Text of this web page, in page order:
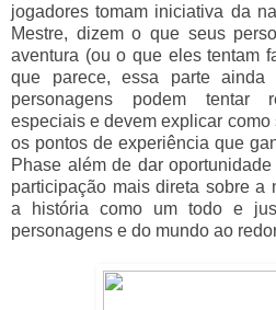
jogadores tomam iniciativa da
Mestre, dizem o que seus
aventura (ou o que eles tentam
que parece, essa parte
personagens podem tentar
especiais e devem explicar
os pontos de experiência que
Phase além de dar
participação mais direta sobre a
a história como um todo e
personagens e do mundo ao